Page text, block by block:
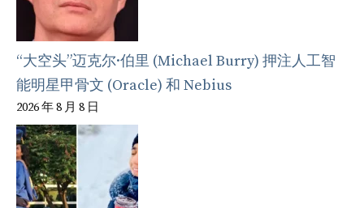
“大空头”迈克尔·伯里 (Michael Burry) 押注人工智
能明星甲骨文 (Oracle) 和 Nebius
2026 年 8 月 8 日